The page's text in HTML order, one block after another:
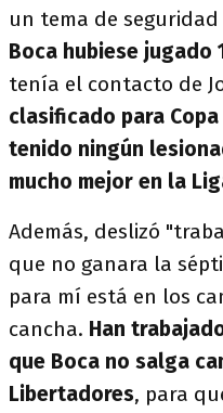
un tema de seguridad
Boca hubiese jugado
tenía el contacto de
clasificado para
tenido ningún
mucho mejor en la
Además, deslizó
que no ganara la
para mí está en los
cancha. Han
que Boca no salga
Libertadores, para